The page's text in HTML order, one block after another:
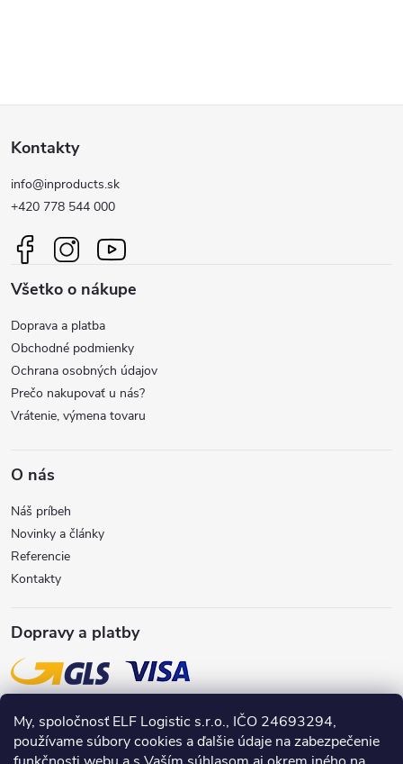
My, spoločnosť ELF Logistic s.r.o., IČO 24693294,
používame súbory cookies a ďalšie údaje na zabezpečenie
á
p
ä
e
Kontakty
info@inproducts.sk
+420 778 544 000
Všetko o nákupe
Doprava a platba
Obchodné podmienky
Ochrana osobných údajov
Prečo nakupovať u nás?
Vrátenie, výmena tovaru
O nás
Náš príbeh
Novinky a články
Referencie
Kontakty
Dopravy a platby